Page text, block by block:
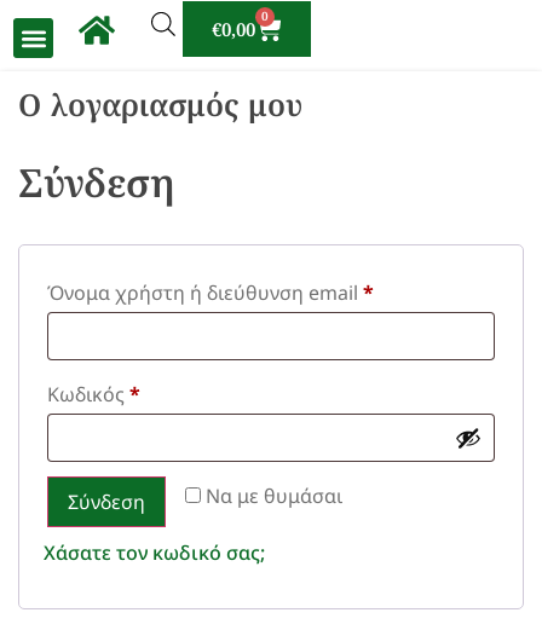
€0,00
0
Ο λογαριασμός μου
Σύνδεση
Όνομα χρήστη ή διεύθυνση email *
Κωδικός *
Να με θυμάσαι
Σύνδεση
Χάσατε τον κωδικό σας;